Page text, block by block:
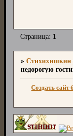
Страница: 1
» Стихихишкин
недорогую
Создать сайт